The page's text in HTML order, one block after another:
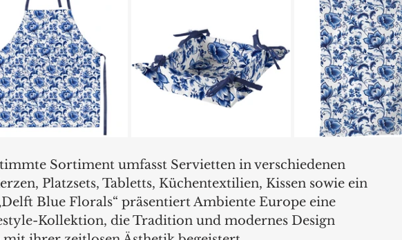
Sortiment umfasst Servietten in verschiedenen
Platzsets, Tabletts, Küchentextilien, Kissen sowie ein
Blue Florals“ präsentiert Ambiente Europe eine
Kollektion, die Tradition und modernes Design